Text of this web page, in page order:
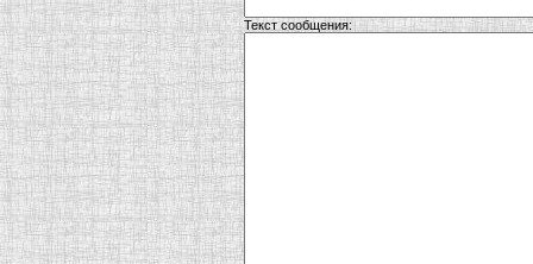
Текст сообщения: